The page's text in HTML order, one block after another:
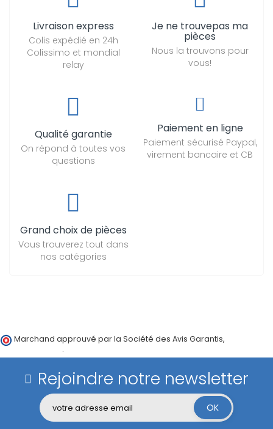
Livraison express
Colis expédié en 24h
Colissimo et mondial
relay
Je ne trouvepas ma
pièces
Nous la trouvons pour
vous!
Qualité garantie
On répond à toutes vos
questions
Paiement en ligne
Paiement sécurisé Paypal,
virement bancaire et CB
Grand choix de pièces
Vous trouverez tout dans
nos catégories
Marchand approuvé par la Société des Avis Garantis,
.
Rejoindre notre newsletter